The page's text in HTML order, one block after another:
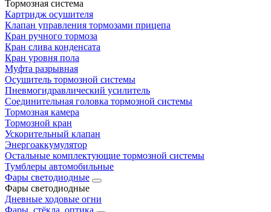
Тормозная система
Картридж осушителя
Клапан управления тормозами прицепа
Кран ручного тормоза
Кран слива конденсата
Кран уровня пола
Муфта разрывная
Осушитель тормозной системы
Пневмогидравлический усилитель
Соединительная головка тормозной системы
Тормозная камера
Тормозной кран
Ускорительный клапан
Энергоаккумулятор
Остальные комплектующие тормозной системы
Тумблеры автомобильные
Фары светодиодные
Фары светодиодные
Дневные ходовые огни